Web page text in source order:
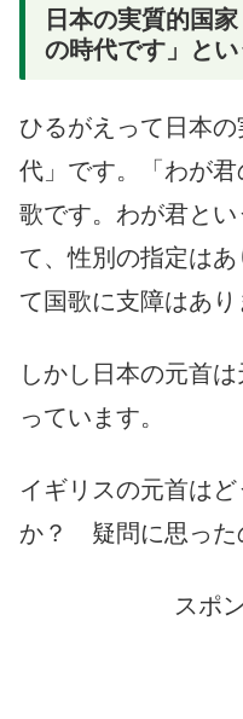
日本の実質的国
の時代です」と
ひるがえって日本
代」です。「わが
歌です。わが君と
て、性別の指定は
て国歌に支障はあり
しかし日本の元首
っています。
イギリスの元首は
か？ 疑問に思った
スポ